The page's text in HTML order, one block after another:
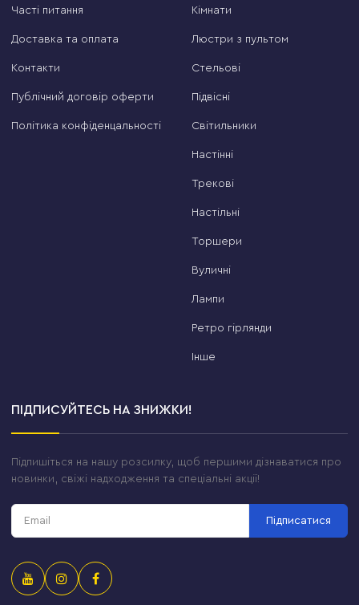
Часті питання
Доставка та оплата
Контакти
Публічний договір оферти
Політика конфіденцальності
Кімнати
Люстри з пультом
Стельові
Підвісні
Світильники
Настінні
Трекові
Настільні
Торшери
Вуличні
Лампи
Ретро гірлянди
Інше
ПІДПИСУЙТЕСЬ НА ЗНИЖКИ!
Підпишіться на нашу розсилку, щоб першими дізнаватися про
новинки, свіжі надходження та спеціальні акції!
Підписатися